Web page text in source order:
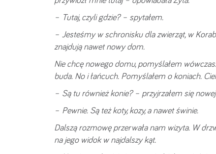
– Tutaj, czyli gdzie? – spytałem.
– Jesteśmy w schronisku dla zwierząt, w
znajdują nawet nowy dom.
Nie chcę nowego domu, pomyślałem
buda. No i łańcuch. Pomyślałem o koniach.
– Są tu również konie? – przyjrzałem się
– Pewnie. Są też koty, kozy, a nawet świnie.
Dalszą rozmowę przerwała nam wizyta. W
na jego widok w najdalszy kąt.